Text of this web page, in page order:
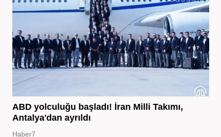
ABD yolculuğu başladı! İran Milli Takımı,
Antalya'dan ayrıldı
Haber7